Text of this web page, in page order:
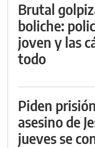
Brutal
boliche:
joven y las
todo
Piden
asesino de
jueves se